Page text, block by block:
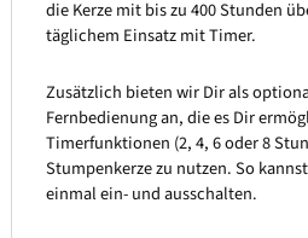
die Kerze mit bis zu 400 Stunden
täglichem Einsatz mit Timer.
Zusätzlich bieten wir Dir als
Fernbedienung an, die es Dir
Timerfunktionen (2, 4, 6 oder 8
Stumpenkerze zu nutzen. So
einmal ein- und ausschalten.